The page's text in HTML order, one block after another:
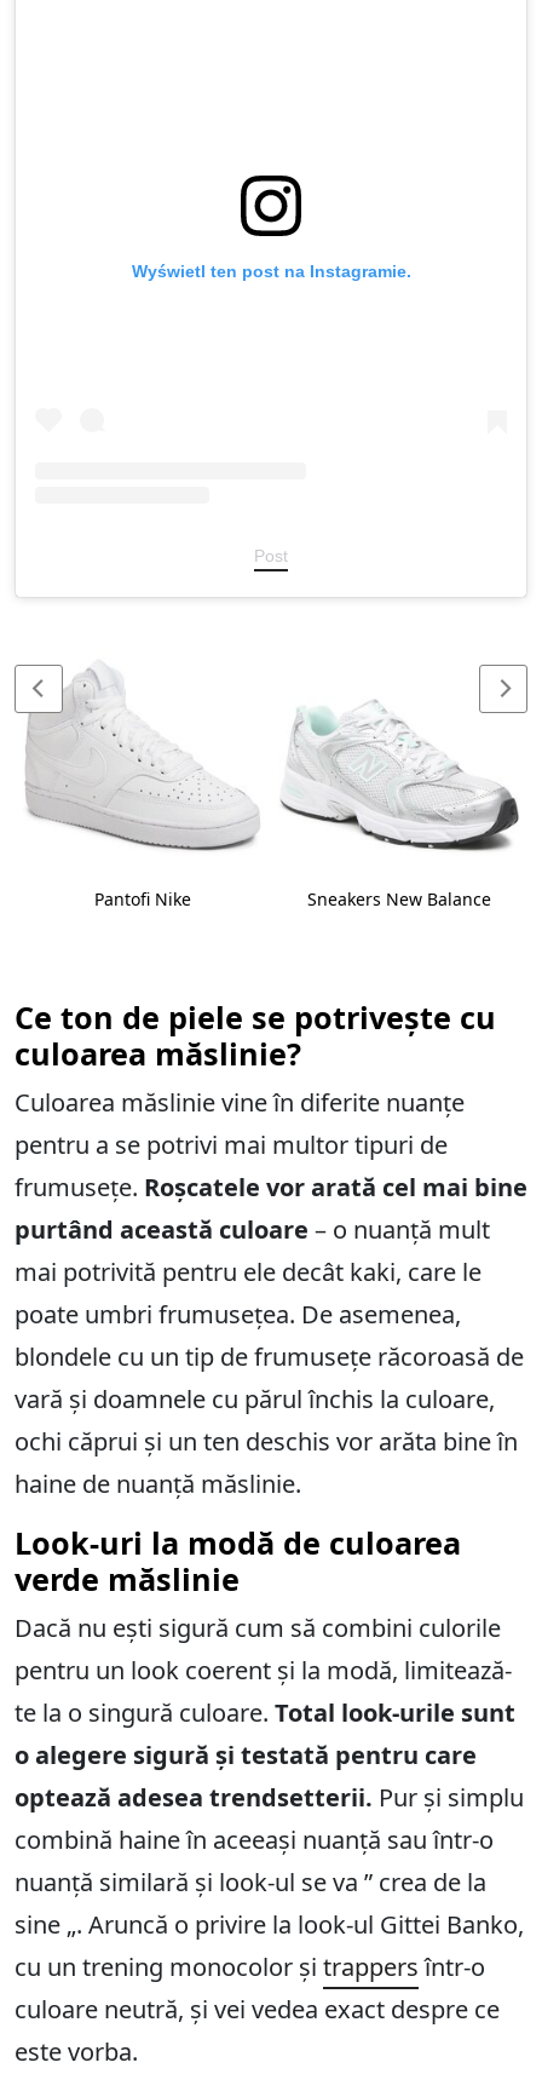
Wyświetl ten post na Instagramie.
Post
Pantofi Nike Sneakers New Balance
Ce ton de piele se potrivește cu
culoarea măslinie?
Culoarea măslinie vine în diferite nuanțe
pentru a se potrivi mai multor tipuri de
frumusețe. Roșcatele vor arată cel mai bine
purtând această culoare – o nuanță mult
mai potrivită pentru ele decât kaki, care le
poate umbri frumusețea. De asemenea,
blondele cu un tip de frumusețe răcoroasă de
vară și doamnele cu părul închis la culoare,
ochi căprui și un ten deschis vor arăta bine în
haine de nuanță măslinie.
Look-uri la modă de culoarea
verde măslinie
Dacă nu ești sigură cum să combini culorile
pentru un look coerent și la modă, limitează-
te la o singură culoare. Total look-urile sunt
o alegere sigură și testată pentru care
optează adesea trendsetterii. Pur și simplu
combină haine în aceeași nuanță sau într-o
nuanță similară și look-ul se va ” crea de la
sine „. Aruncă o privire la look-ul Gittei Banko,
cu un trening monocolor și trappersîntr-o
culoare neutră, și vei vedea exact despre ce
este vorba.